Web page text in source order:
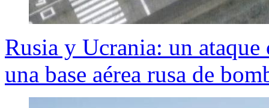
Rusia y Ucrania: un
una base aérea rusa de